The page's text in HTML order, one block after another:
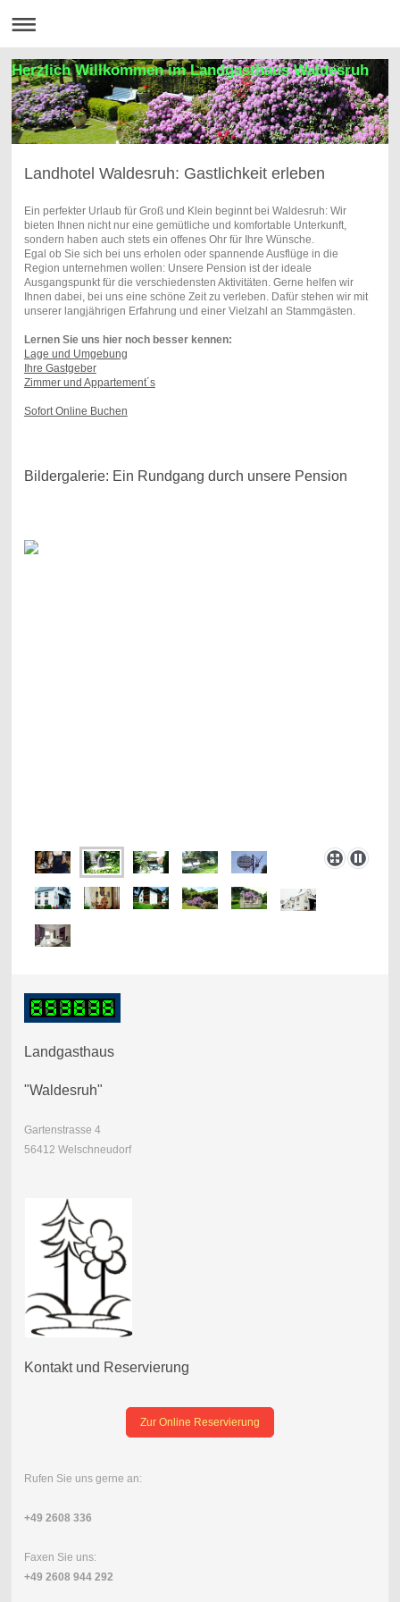
Herzlich Willkommen im Landgasthaus Waldesruh
Landhotel Waldesruh: Gastlichkeit erleben
Ein perfekter Urlaub für Groß und Klein beginnt bei Waldesruh: Wir
bieten Ihnen nicht nur eine gemütliche und komfortable Unterkunft,
sondern haben auch stets ein offenes Ohr für Ihre Wünsche.
Egal ob Sie sich bei uns erholen oder spannende Ausflüge in die
Region unternehmen wollen: Unsere Pension ist der ideale
Ausgangspunkt für die verschiedensten Aktivitäten. Gerne helfen wir
Ihnen dabei, bei uns eine schöne Zeit zu verleben. Dafür stehen wir mit
unserer langjährigen Erfahrung und einer Vielzahl an Stammgästen.
Lernen Sie uns hier noch besser kennen:
Lage und Umgebung
Ihre Gastgeber
Zimmer und Appartement´s
Sofort Online Buchen
Bildergalerie: Ein Rundgang durch unsere Pension
Landgasthaus
"Waldesruh"
Gartenstrasse 4
56412 Welschneudorf
Kontakt und Reservierung
Zur Online Reservierung
Rufen Sie uns gerne an:
+49 2608 336
Faxen Sie uns:
+49 2608 944 292